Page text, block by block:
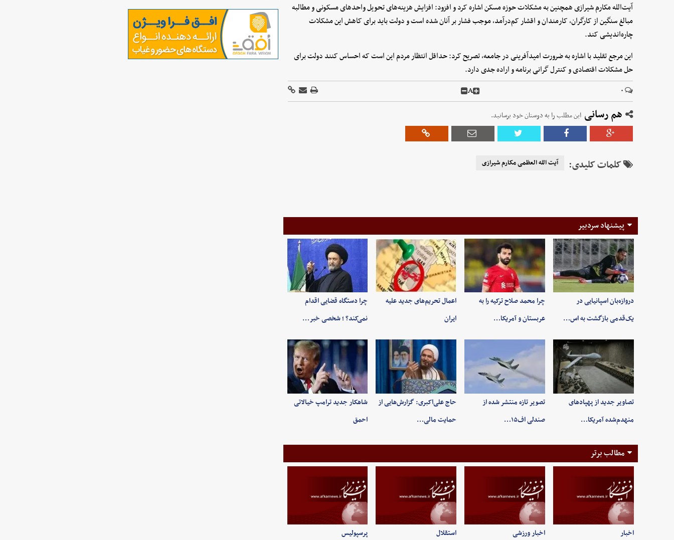
آیت‌الله مکارم شیرازی همچنین به مشکلات حوزه مسکن اشاره کرد و افزود: افزایش هزینه‌های تحویل واحدهای مسکونی و مطالبه
مبالغ سنگین از کارگران، کارمندان و اقشار کم‌درآمد، موجب فشار بر آنان شده است و دولت باید برای کاهش این مشکلات
چاره‌اندیشی کند.
این مرجع تقلید با اشاره به ضرورت امیدآفرینی در جامعه، تصریح کرد: حداقل انتظار مردم این است که احساس کنند دولت برای
حل مشکلات اقتصادی و کنترل گرانی برنامه و اراده جدی دارد.
۰ A
هم رسانی این مطلب را به دوستان خود برسانید.
کلمات کلیدی: آیت الله العظمی مکارم شیرازی
پیشنهاد سردبیر
دروازه‌بان اسپانیایی در
یک‌قدمی بازگشت به اس…
چرا محمد صلاح ترکیه را به
عربستان و آمریکا…
اعمال تحریم‌های جدید علیه
ایران
چرا دستگاه قضایی اقدام
نمی‌کند؟ ؛ شخصی خبر…
تصاویر جدید از پهپادهای
منهدم‌شده آمریکا…
تصویر تازه منتشر شده از
صندلی اف۱۵…
حاج علی‌اکبری: گزارش‌هایی از
حمایت مالی…
شاهکار جدید ترامپ خیالاتی
احمق
مطالب برتر
اخبار اخبار ورزشی استقلال پرسپولیس